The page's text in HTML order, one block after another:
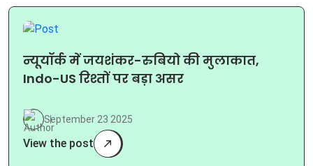
न्यूयॉर्क में जयशंकर-रुबियो की मुलाकात,
Indo-US रिश्तों पर बड़ा असर
September 23 2025
View the post